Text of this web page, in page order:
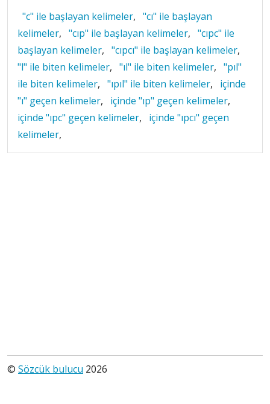
"c" ile başlayan kelimeler, "cı" ile başlayan
kelimeler, "cıp" ile başlayan kelimeler, "cıpc" ile
başlayan kelimeler, "cıpcı" ile başlayan kelimeler,
"l" ile biten kelimeler, "ıl" ile biten kelimeler, "pıl"
ile biten kelimeler, "ıpıl" ile biten kelimeler,
içinde
"ı" geçen kelimeler, içinde "ıp" geçen kelimeler,
içinde "ıpc" geçen kelimeler,
içinde "ıpcı" geçen
kelimeler,
© Sözcük bulucu 2026